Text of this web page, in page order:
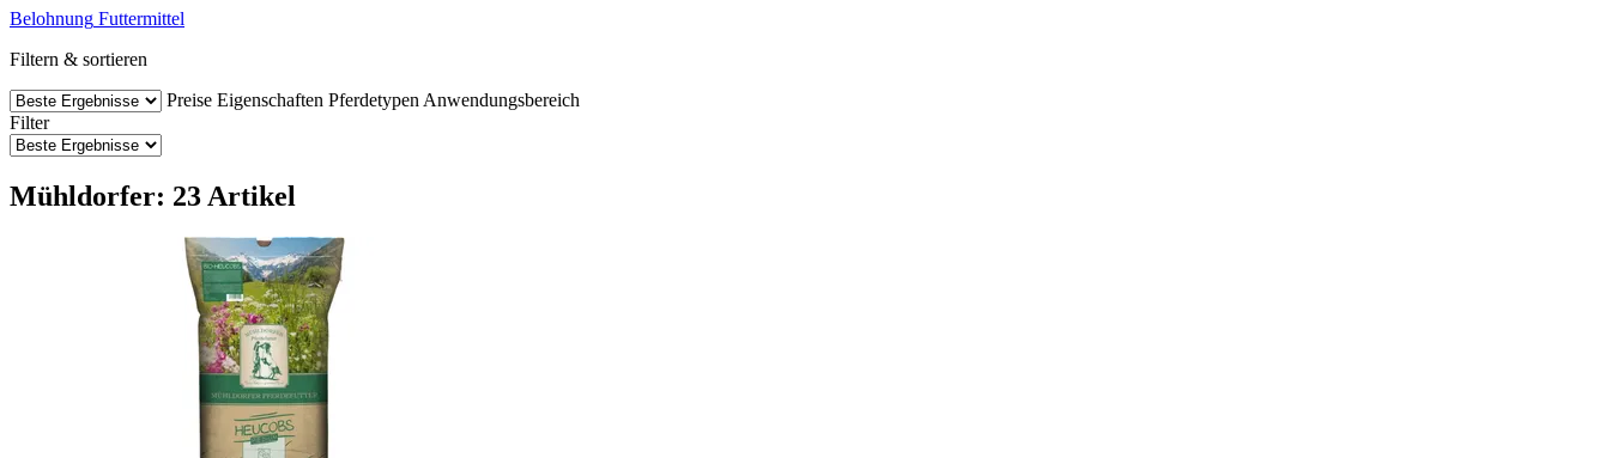
Belohnung Futtermittel
Filtern & sortieren
Preise Eigenschaften Pferdetypen Anwendungsbereich
Filter
Mühldorfer: 23 Artikel